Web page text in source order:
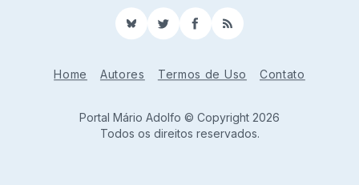
BlueSkyTwitterFacebook
RSS
Home Autores Termos de Uso Contato
Portal Mário Adolfo © Copyright 2026
Todos os direitos reservados.